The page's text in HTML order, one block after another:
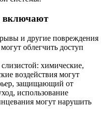
включают
и другие повреждения
облегчить доступ
химические,
воздействия могут
защищающий от
использование
могут нарушить